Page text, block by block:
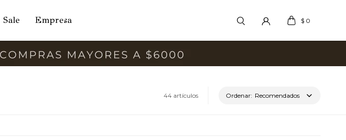
Sale Empresa $ 0
44 artículos Recomendados